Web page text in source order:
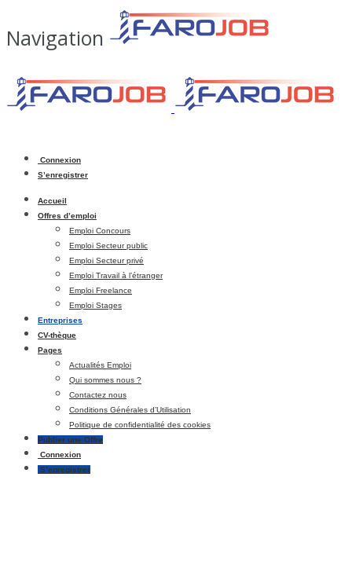
Navigation
Connexion
S’enregistrer
Accueil
Offres d’emploi
Emploi Concours
Emploi Secteur public
Emploi Secteur privé
Emploi Travail à l’étranger
Emploi Freelance
Emploi Stages
Entreprises
CV-thèque
Pages
Actualités Emploi
Qui sommes nous ?
Contactez nous
Conditions Générales d’Utilisation
Politique de confidentialité des cookies
Publier une Offre
Connexion
S’enregistrer